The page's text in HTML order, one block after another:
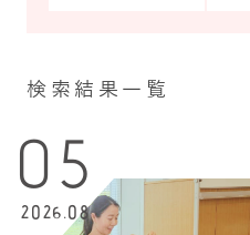
検索結果一覧
05
2026.08